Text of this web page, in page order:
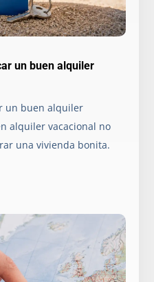
un buen alquiler
un buen alquiler
alquiler vacacional no
una vivienda bonita.